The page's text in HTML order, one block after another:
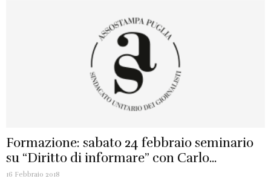
Formazione: sabato 24 febbraio seminario
su “Diritto di informare” con Carlo...
16 Febbraio 2018